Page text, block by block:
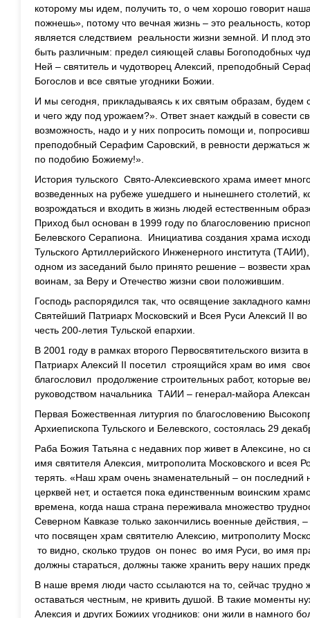
которому мы идем, получить то, о чем хорошо говорит
пожнешь», потому что вечная жизнь – это реальность,
является следствием реальности жизни земной. И плод
быть различным: предел сияющей славы Богоподобных
Ней – святитель и чудотворец Алексий, преподобный
Богослов и все святые угодники Божии.
И мы сегодня, прикладываясь к их святым образам, будем
и чего жду под урожаем?». Ответ знает каждый в совести
возможность, надо и у них попросить помощи и,
преподобный Серафим Саровский, в ревности держаться
по подобию Божиему!».
История тульского Свято-Алексиевского храма имеет
возведенных на рубеже ушедшего и нынешнего столетий,
возрождаться и входить в жизнь людей естественным
Приход был основан в 1999 году по благословению
Белевского Серапиона. Инициатива создания храма
Тульского Артиллерийского Инженерного института
одном из заседаний было принято решение – возвести
воинам, за Веру и Отечество жизни свои положившим.
Господь распорядился так, что освящение закладного
Святейший Патриарх Московский и Всея Руси Алексий II
честь 200-летия Тульской епархии.
В 2001 году в рамках второго Первосвятительского
Патриарх Алексий II посетил строящийся храм во имя
благословил продолжение строительных работ, которые
руководством начальника ТАИИ – генерал-майора
Первая Божественная литургия по благословению
Архиепископа Тульского и Белевского, состоялась 29
Раба Божия Татьяна с недавних пор живет в Алексине, но
имя святителя Алексия, митрополита Московского и всея
терять. «Наш храм очень знаменательный – он
церквей нет, и остается пока единственным воинским
времена, когда наша страна переживала множество
Северном Кавказе только закончились военные действия,
что посвящен храм святителю Алексию, митрополиту
то видно, сколько трудов он понес во имя Руси, во имя
должны стараться, должны также хранить веру наших
В наше время люди часто ссылаются на то, сейчас трудно
оставаться честным, не кривить душой. В такие моменты
Алексия и других Божиих угодников: они жили в намного